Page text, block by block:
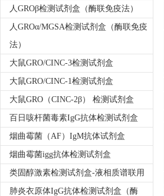
人GROβ检测试剂盒（酶联免疫法）
人GROα/MGSA检测试剂盒（酶联免疫
法）
大鼠GRO/CINC-3检测试剂盒
大鼠GRO/CINC-1检测试剂盒
大鼠GRO（CINC-2β） 检测试剂盒
百日咳杆菌毒素IgG抗体检测试剂盒
烟曲霉菌（AF）IgM抗体试剂盒
烟曲霉菌igg抗体检测试剂盒
类固醇激素检测试剂盒-液相质谱联用
肺炎衣原体IgG抗体检测试剂盒（酶